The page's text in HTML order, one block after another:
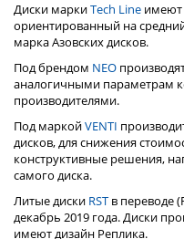
Диски маркиTech Line
ориентированный на
марка Азовских дисков.
Под брендом NEO
аналогичными параметрам
производителями.
Под маркойVENTI
дисков, для снижения
конструктивные решения,
самого диска.
Литые диски RST в переводе
декабрь 2019 года. Диски
имеют дизайн Реплика.